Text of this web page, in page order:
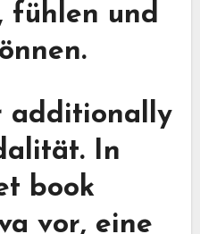
fühlen und
additionally
In
book
vor, eine